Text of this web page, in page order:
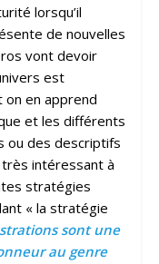
lorsqu’il
de nouvelles
vont devoir
est
en apprend
et les différents
ou des descriptifs
intéressant à
stratégies
« la stratégie
sont une
au genre